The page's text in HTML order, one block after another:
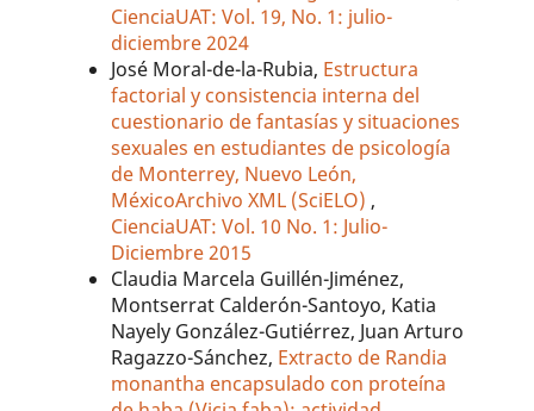
CienciaUAT: Vol. 19, No. 1: julio-
diciembre 2024
José Moral-de-la-Rubia, Estructura
factorial y consistencia interna del
cuestionario de fantasías y situaciones
sexuales en estudiantes de psicología
de Monterrey, Nuevo León,
MéxicoArchivo XML (SciELO) ,
CienciaUAT: Vol. 10 No. 1: Julio-
Diciembre 2015
Claudia Marcela Guillén-Jiménez,
Montserrat Calderón-Santoyo, Katia
Nayely González-Gutiérrez, Juan Arturo
Ragazzo-Sánchez, Extracto de Randia
monantha encapsulado con proteína